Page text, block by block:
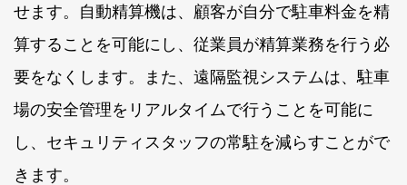
せます。自動精算機は、顧客が自分で駐車料金を精
算することを可能にし、従業員が精算業務を行う必
要をなくします。また、遠隔監視システムは、駐車
場の安全管理をリアルタイムで行うことを可能に
し、セキュリティスタッフの常駐を減らすことがで
きます。